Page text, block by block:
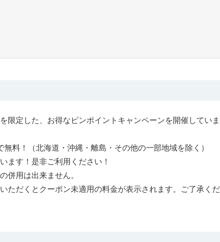
限定した、お得なピンポイントキャンペーンを開催していま
料！（北海道・沖縄・離島・その他の一部地域を除く）
ます！是非ご利用ください！
併用は出来ません。
ただくとクーポン未適用の料金が表示されます。ご了承く